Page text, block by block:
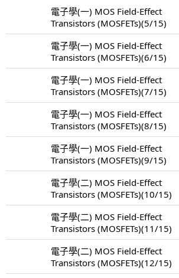
電子學(一) MOS Field-Effect
Transistors (MOSFETs)(5/15)
電子學(一) MOS Field-Effect
Transistors (MOSFETs)(6/15)
電子學(一) MOS Field-Effect
Transistors (MOSFETs)(7/15)
電子學(一) MOS Field-Effect
Transistors (MOSFETs)(8/15)
電子學(一) MOS Field-Effect
Transistors (MOSFETs)(9/15)
電子學(二) MOS Field-Effect
Transistors (MOSFETs)(10/15)
電子學(二) MOS Field-Effect
Transistors (MOSFETs)(11/15)
電子學(二) MOS Field-Effect
Transistors (MOSFETs)(12/15)